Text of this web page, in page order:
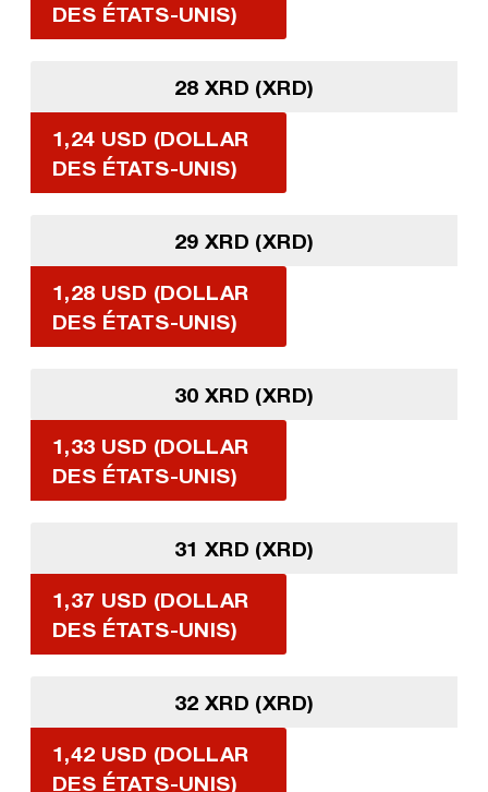
DES ÉTATS-UNIS)
28 XRD (XRD)
1,24 USD (DOLLAR
DES ÉTATS-UNIS)
29 XRD (XRD)
1,28 USD (DOLLAR
DES ÉTATS-UNIS)
30 XRD (XRD)
1,33 USD (DOLLAR
DES ÉTATS-UNIS)
31 XRD (XRD)
1,37 USD (DOLLAR
DES ÉTATS-UNIS)
32 XRD (XRD)
1,42 USD (DOLLAR
DES ÉTATS-UNIS)